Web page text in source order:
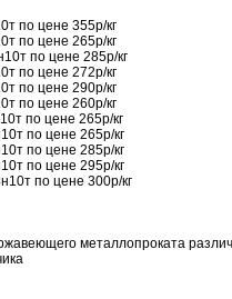
по цене 355р/кг
по цене 265р/кг
по цене 285р/кг
по цене 272р/кг
по цене 290р/кг
по цене 260р/кг
по цене 265р/кг
по цене 265р/кг
по цене 285р/кг
по цене 295р/кг
по цене 300р/кг
металлопроката